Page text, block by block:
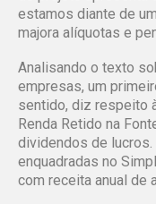
estamos diante de
majora alíquotas e
Analisando o texto
empresas, um
sentido, diz respeito
Renda Retido na
dividendos de
enquadradas no
com receita anual de